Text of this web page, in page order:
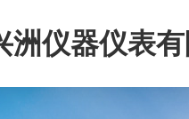
洲仪器仪表